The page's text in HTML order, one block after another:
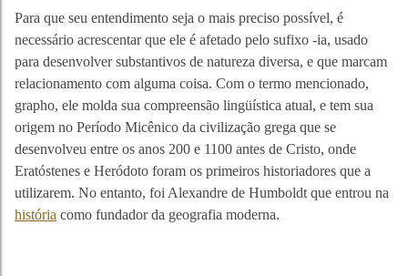
Para que seu entendimento seja o mais preciso possível, é
necessário acrescentar que ele é afetado pelo sufixo -ia, usado
para desenvolver substantivos de natureza diversa, e que marcam
relacionamento com alguma coisa. Com o termo mencionado,
grapho, ele molda sua compreensão lingüística atual, e tem sua
origem no Período Micênico da civilização grega que se
desenvolveu entre os anos 200 e 1100 antes de Cristo, onde
Eratóstenes e Heródoto foram os primeiros historiadores que a
utilizarem. No entanto, foi Alexandre de Humboldt que entrou na
história como fundador da geografia moderna.